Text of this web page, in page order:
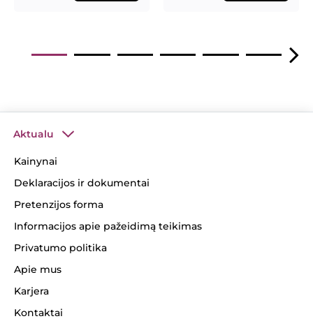
Aktualu
Kainynai
Deklaracijos ir dokumentai
Pretenzijos forma
Informacijos apie pažeidimą teikimas
Privatumo politika
Apie mus
Karjera
Kontaktai